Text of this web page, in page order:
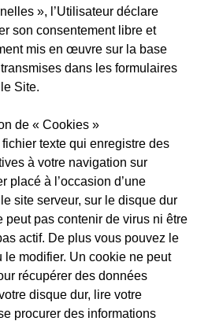
», l’Utilisateur déclare
son consentement libre et
mis en œuvre sur la base
dans les formulaires
Site.
de « Cookies »
texte qui enregistre des
à votre navigation sur
placé à l’occasion d’une
site serveur, sur le disque dur
peut pas contenir de virus ni être
actif. De plus vous pouvez le
le modifier. Un cookie ne peut
récupérer des données
disque dur, lire votre
procurer des informations